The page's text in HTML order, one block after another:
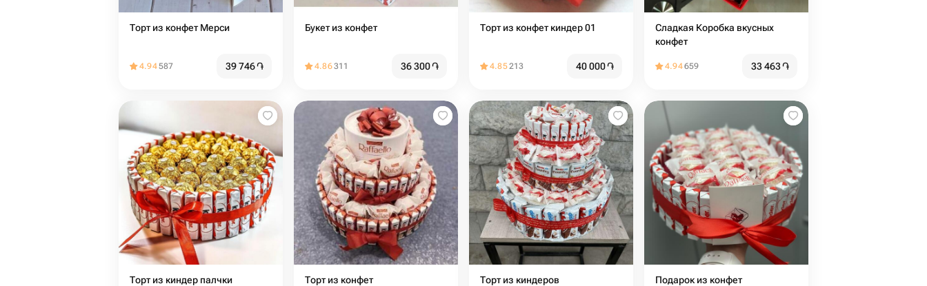
Торт из конфет Мерси
4.94587 39 746֏
Букет из конфет
4.86311 36 300֏
Торт из конфет киндер 01
4.85213 40 000֏
Сладкая Коробка вкусных
конфет
4.94659 33 463֏
Торт из киндер палчки Торт из конфет Торт из киндеров Подарок из конфет